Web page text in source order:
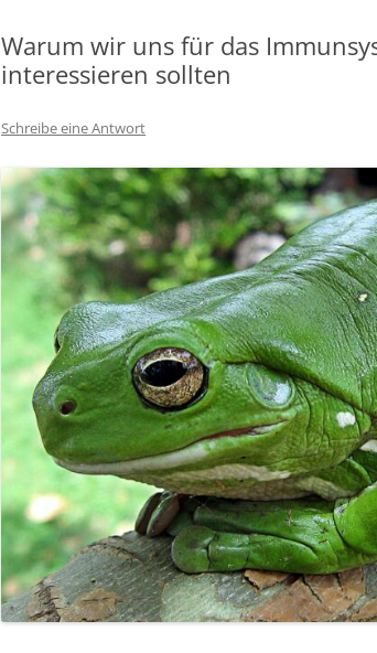
Warum wir uns für das
interessieren sollten
Schreibe eine Antwort